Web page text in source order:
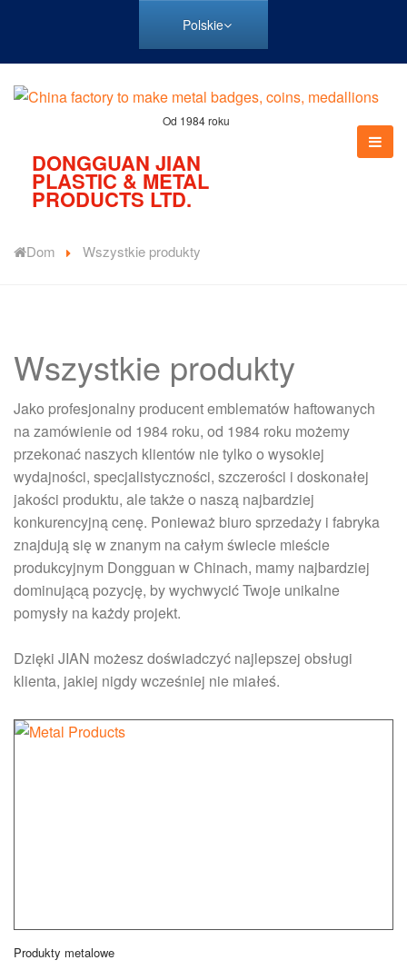
Polskie
Od 1984 roku
DONGGUAN JIAN
PLASTIC & METAL
PRODUCTS LTD.
Dom Wszystkie produkty
Wszystkie produkty
Jako profesjonalny producent emblematów haftowanych
na zamówienie od 1984 roku, od 1984 roku możemy
przekonać naszych klientów nie tylko o wysokiej
wydajności, specjalistyczności, szczerości i doskonałej
jakości produktu, ale także o naszą najbardziej
konkurencyjną cenę. Ponieważ biuro sprzedaży i fabryka
znajdują się w znanym na całym świecie mieście
produkcyjnym Dongguan w Chinach, mamy najbardziej
dominującą pozycję, by wychwycić Twoje unikalne
pomysły na każdy projekt.
Dzięki JIAN możesz doświadczyć najlepszej obsługi
klienta, jakiej nigdy wcześniej nie miałeś.
Produkty metalowe